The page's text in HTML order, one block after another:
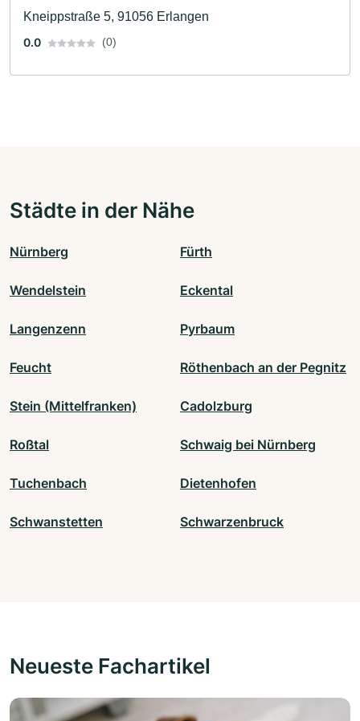
Kneippstraße 5, 91056 Erlangen
0.0
(0)
Städte in der Nähe
Nürnberg Fürth
Wendelstein Eckental
Langenzenn Pyrbaum
Feucht Röthenbach an der Pegnitz
Stein (Mittelfranken) Cadolzburg
Roßtal Schwaig bei Nürnberg
Tuchenbach Dietenhofen
Schwanstetten Schwarzenbruck
Neueste Fachartikel